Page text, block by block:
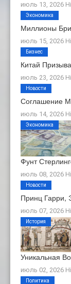
июль 13, 2026
Миллионы
июль 15, 2026
Экономика
Китай
июль 23, 2026
Бизнес
Соглашение
июль 14, 2026
Новости
Фунт
июль 08, 2026
Экономика
Принц Гарри,
июль 07, 2026
Новости
Уникальная
июль 02, 2026
История
Политика